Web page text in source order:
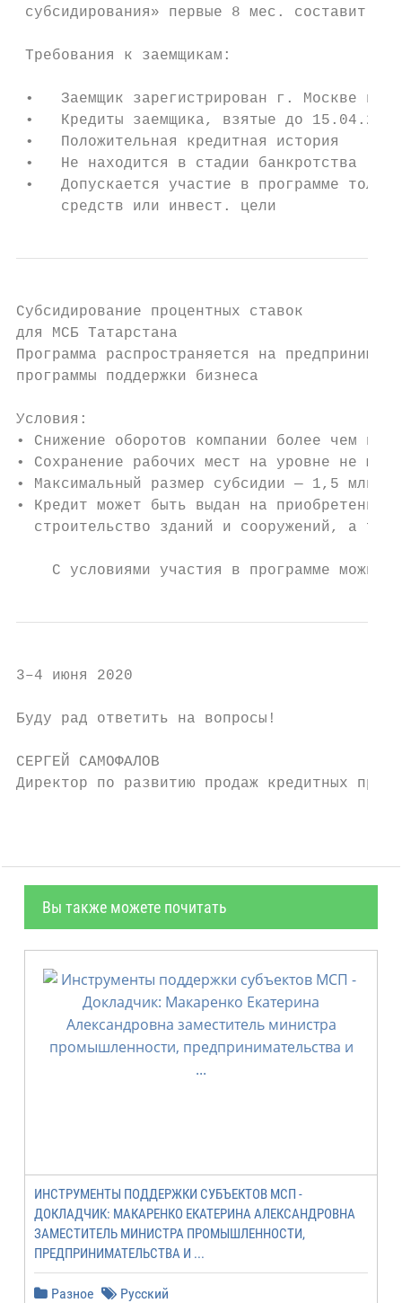
субсидирования» первые 8 мес. составит не
Требования к заемщикам:
•   Заемщик зарегистрирован г. Москве и
•   Кредиты заемщика, взятые до
•   Положительная кредитная история
•   Не находится в стадии банкротства
•   Допускается участие в программе
     средств или инвест. цели
Cубсидирование процентных ставок
для МСБ Татарстана
Программа распространяется на
программы поддержки бизнеса
Условия:
• Снижение оборотов компании более чем на
• Сохранение рабочих мест на уровне не
• Максимальный размер субсидии — 1,5 млн
• Кредит может быть выдан на приобретение
строительство зданий и сооружений, а
С условиями участия в программе можно
3–4 июня 2020
Буду рад ответить на вопросы!
СЕРГЕЙ САМОФАЛОВ
Директор по развитию продаж кредитных
Вы также можете почитать
ИНСТРУМЕНТЫ ПОДДЕРЖКИ СУБЪЕКТОВ МСП -
ДОКЛАДЧИК: МАКАРЕНКО ЕКАТЕРИНА АЛЕКСАНДРОВНА
ЗАМЕСТИТЕЛЬ МИНИСТРА ПРОМЫШЛЕННОСТИ,
ПРЕДПРИНИМАТЕЛЬСТВА И ...
Разное Русский